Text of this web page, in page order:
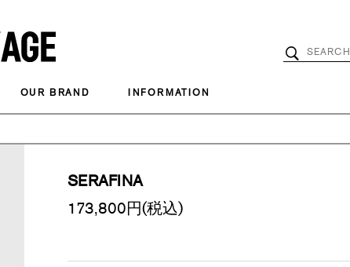
MACKAGE
Search
Catalog
OUR BRAND INFORMATION
SERAFINA
173,800円(税込)
Promotions